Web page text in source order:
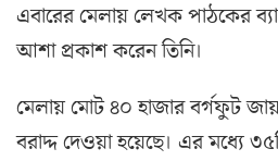
এবারের মেলায় লেখক পাঠকের
আশা প্রকাশ করেন তিনি।
মেলায় মোট ৪০ হাজার বর্গফুট
বরাদ্দ দেওয়া হয়েছে। এর মধ্যে